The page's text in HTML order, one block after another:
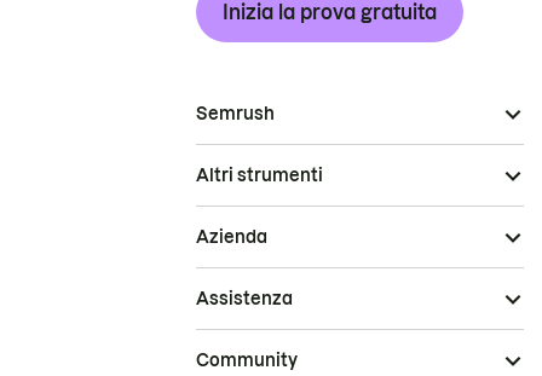
Inizia la prova gratuita
Semrush
Altri strumenti
Azienda
Assistenza
Community